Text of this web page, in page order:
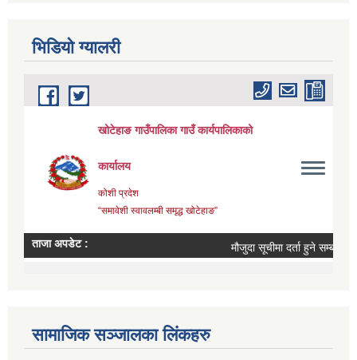
भिडियाे ग्यालरी
सामाजिक सञ्जालका लिंकहरु